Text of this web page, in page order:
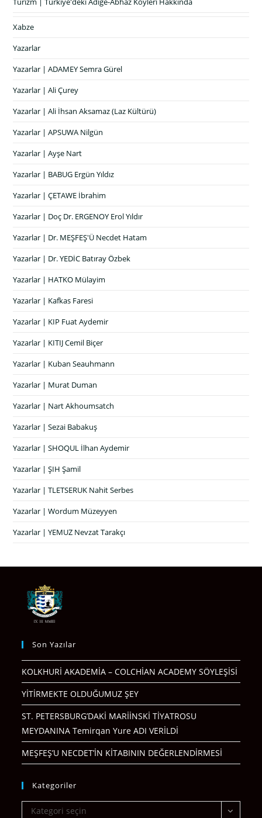
Xabze
Yazarlar
Yazarlar | ADAMEY Semra Gürel
Yazarlar | Ali Çurey
Yazarlar | Ali İhsan Aksamaz (Laz Kültürü)
Yazarlar | APSUWA Nilgün
Yazarlar | Ayşe Nart
Yazarlar | BABUG Ergün Yıldız
Yazarlar | ÇETAWE İbrahim
Yazarlar | Doç Dr. ERGENOY Erol Yıldır
Yazarlar | Dr. MEŞFEŞ'Ü Necdet Hatam
Yazarlar | Dr. YEDİC Batıray Özbek
Yazarlar | HATKO Mülayim
Yazarlar | Kafkas Faresi
Yazarlar | KIP Fuat Aydemir
Yazarlar | KITIJ Cemil Biçer
Yazarlar | Kuban Seauhmann
Yazarlar | Murat Duman
Yazarlar | Nart Akhoumsatch
Yazarlar | Sezai Babakuş
Yazarlar | SHOQUL İlhan Aydemir
Yazarlar | ŞIH Şamil
Yazarlar | TLETSERUK Nahit Serbes
Yazarlar | Wordum Müzeyyen
Yazarlar | YEMUZ Nevzat Tarakçı
Son Yazılar
KOLKHURİ AKADEMİA – COLCHİAN ACADEMY SÖYLEŞİSİ
YİTİRMEKTE OLDUĞUMUZ ŞEY
ST. PETERSBURG’DAKİ MARİİNSKİ TİYATROSU
MEYDANINA Temirqan Yure ADI VERİLDİ
MEŞFEŞ’U NECDET’İN KİTABININ DEĞERLENDİRMESİ
Kategoriler
Kategoriler
Kategori seçin